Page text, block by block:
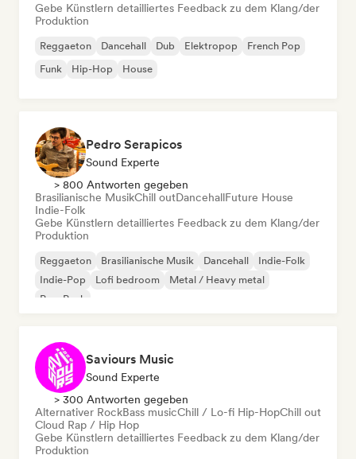
Gebe Künstlern detailliertes Feedback zu dem Klang/der
Produktion
Reggaeton Dancehall Dub Elektropop
French Pop
Funk
Hip-Hop House
Pedro Serapicos
Sound Experte
> 800 Antworten gegeben
Brasilianische MusikChill outDancehallFuture House
Indie-Folk
Gebe Künstlern detailliertes Feedback zu dem Klang/der
Produktion
Reggaeton Brasilianische Musik Dancehall
Indie-Folk
Indie-Pop
Lofi bedroom
Metal / Heavy metal
Pop-Punk
Saviours Music
Sound Experte
> 300 Antworten gegeben
Alternativer RockBass musicChill / Lo-fi Hip-HopChill out
Cloud Rap / Hip Hop
Gebe Künstlern detailliertes Feedback zu dem Klang/der
Produktion